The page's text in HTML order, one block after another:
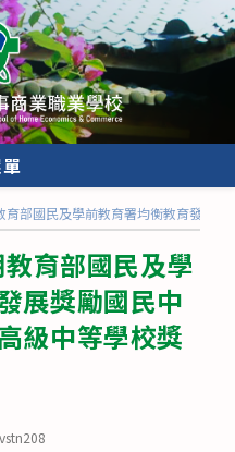
育部國民及學前教育署均衡教育發展
育部國民及學
展獎勵國民中
級中等學校獎